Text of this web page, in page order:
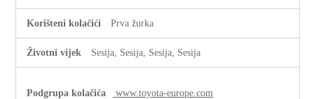
Prva žurka
Sesija, Sesija, Sesija, Sesija
www.toyota-europe.com